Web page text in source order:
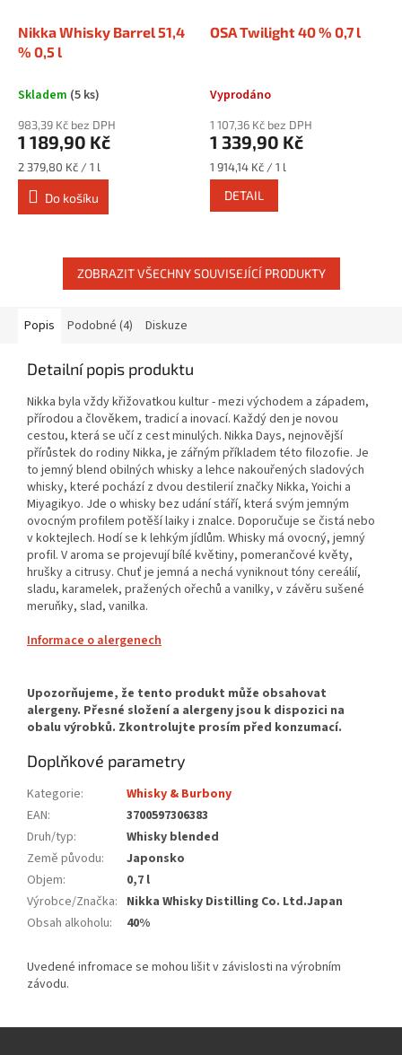
Nikka Whisky Barrel 51,4
% 0,5 l
Skladem (5 ks)
983,39 Kč bez DPH
1 189,90 Kč
Měrná
cena:
2 379,80 Kč / 1 l
Do košíku
OSA Twilight 40 % 0,7 l
Vyprodáno
1 107,36 Kč bez DPH
1 339,90 Kč
Měrná
cena:
1 914,14 Kč / 1 l
DETAIL
ZOBRAZIT VŠECHNY SOUVISEJÍCÍ PRODUKTY
Popis Podobné (4) Diskuze
Detailní popis produktu
Nikka byla vždy křižovatkou kultur - mezi východem a západem,
přírodou a člověkem, tradicí a inovací. Každý den je novou
cestou, která se učí z cest minulých. Nikka Days, nejnovější
přírůstek do rodiny Nikka, je zářným příkladem této filozofie. Je
to jemný blend obilných whisky a lehce nakouřených sladových
whisky, které pochází z dvou destilerií značky Nikka, Yoichi a
Miyagikyo. Jde o whisky bez udání stáří, která svým jemným
ovocným profilem potěší laiky i znalce. Doporučuje se čistá nebo
v koktejlech. Hodí se k lehkým jídlům. Whisky má ovocný, jemný
profil. V aroma se projevují bílé květiny, pomerančové květy,
hrušky a citrusy. Chuť je jemná a nechá vyniknout tóny cereálií,
sladu, karamelek, pražených ořechů a vanilky, v závěru sušené
meruňky, slad, vanilka.
Informace o alergenech
Doplňkové parametry
Kategorie:
Whisky & Burbony
EAN:
3700597306383
Druh/typ:
Whisky blended
Země původu:
Japonsko
Objem:
0,7 l
Výrobce/Značka: Nikka Whisky Distilling Co. Ltd.Japan
Obsah alkoholu: 40%